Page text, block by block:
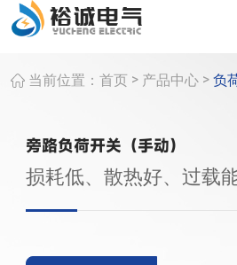
当前位置： 首页 > 产品中心 > 负
旁路负荷开关（手动）
损耗低、散热好、过载